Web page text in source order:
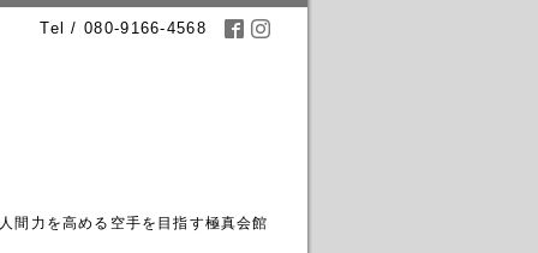
Tel / 080-9166-4568
間力を高める空手を目指す極真会館